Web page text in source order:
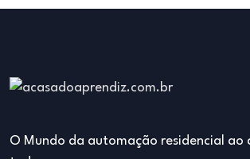
O Mundo da automação residencial ao